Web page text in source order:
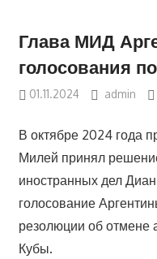
Глава МИД
голосования
01.11.2024 admin
В октябре 2024 года
Милей принял
иностранных дел
голосование
резолюции об отмене
Кубы.